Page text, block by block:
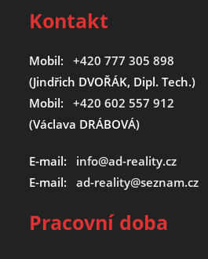
Kontakt
Mobil:+420 777 305 898
(Jindřich DVOŘÁK, Dipl. Tech.)
Mobil:+420 602 557 912
(Václava DRÁBOVÁ)
E-mail: info@ad-reality.cz
E-mail:ad-reality@seznam.cz
Pracovní doba